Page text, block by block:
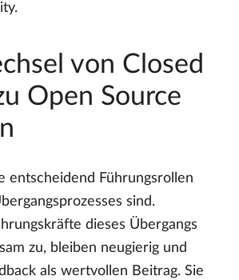
von Closed
Open Source
entscheidend Führungsrollen
sind.
dieses Übergangs
zu, bleiben neugierig und
als wertvollen Beitrag. Sie